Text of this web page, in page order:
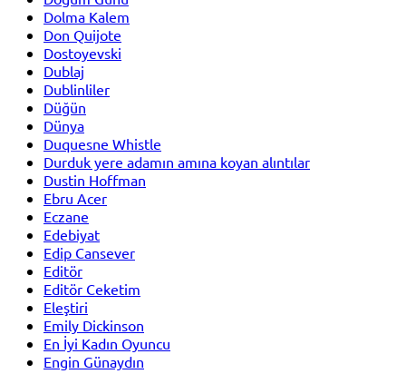
Dolma Kalem
Don Quijote
Dostoyevski
Dublaj
Dublinliler
Düğün
Dünya
Duquesne Whistle
Durduk yere adamın amına koyan alıntılar
Dustin Hoffman
Ebru Acer
Eczane
Edebiyat
Edip Cansever
Editör
Editör Ceketim
Eleştiri
Emily Dickinson
En İyi Kadın Oyuncu
Engin Günaydın